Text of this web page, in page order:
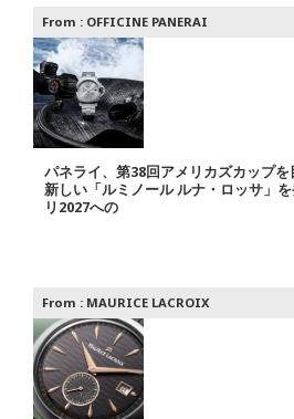
From : OFFICINE PANERAI
パネライ、第38回アメリカズカップを
新しい「ルミノール ルナ・ロッサ」
リ2027への
From : MAURICE LACROIX